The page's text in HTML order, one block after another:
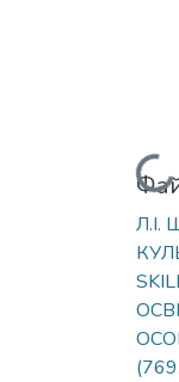
Вантажиться...
Л.I.